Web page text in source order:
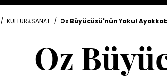
/ KÜLTÜR&SANAT / Oz Büyücüsü'nün Yakut
Oz